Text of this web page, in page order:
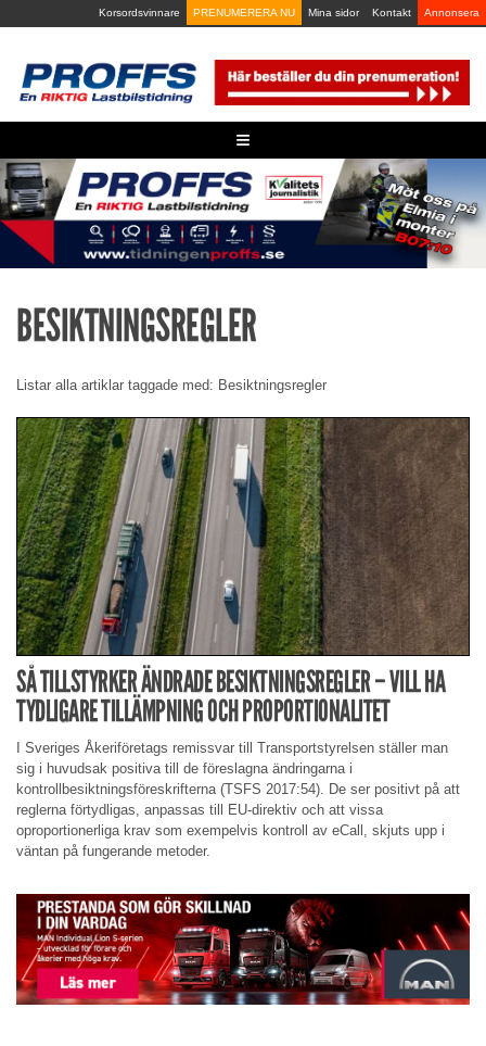
to
Korsordsvinnare PRENUMERERA NU Mina sidor Kontakt Annonsera
≡
BESIKTNINGSREGLER
Listar alla artiklar taggade med: Besiktningsregler
SÅ TILLSTYRKER ÄNDRADE BESIKTNINGSREGLER – VILL HA
TYDLIGARE TILLÄMPNING OCH PROPORTIONALITET
I Sveriges Åkeriföretags remissvar till Transportstyrelsen ställer man
sig i huvudsak positiva till de föreslagna ändringarna i
kontrollbesiktningsföreskrifterna (TSFS 2017:54). De ser positivt på att
reglerna förtydligas, anpassas till EU-direktiv och att vissa
oproportionerliga krav som exempelvis kontroll av eCall, skjuts upp i
väntan på fungerande metoder.